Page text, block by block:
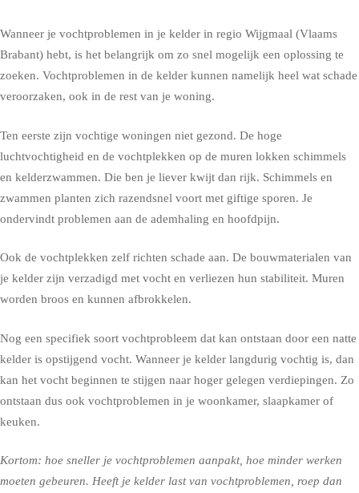
Wanneer je vochtproblemen in je kelder in regio Wijgmaal (Vlaams
Brabant) hebt, is het belangrijk om zo snel mogelijk een oplossing te
zoeken. Vochtproblemen in de kelder kunnen namelijk heel wat schade
veroorzaken, ook in de rest van je woning.
Ten eerste zijn vochtige woningen niet gezond. De hoge
luchtvochtigheid en de vochtplekken op de muren lokken schimmels
en kelderzwammen. Die ben je liever kwijt dan rijk. Schimmels en
zwammen planten zich razendsnel voort met giftige sporen. Je
ondervindt problemen aan de ademhaling en hoofdpijn.
Ook de vochtplekken zelf richten schade aan. De bouwmaterialen van
je kelder zijn verzadigd met vocht en verliezen hun stabiliteit. Muren
worden broos en kunnen afbrokkelen.
Nog een specifiek soort vochtprobleem dat kan ontstaan door een natte
kelder is opstijgend vocht. Wanneer je kelder langdurig vochtig is, dan
kan het vocht beginnen te stijgen naar hoger gelegen verdiepingen. Zo
ontstaan dus ook vochtproblemen in je woonkamer, slaapkamer of
keuken.
Kortom: hoe sneller je vochtproblemen aanpakt, hoe minder werken
moeten gebeuren. Heeft je kelder last van vochtproblemen, roep dan